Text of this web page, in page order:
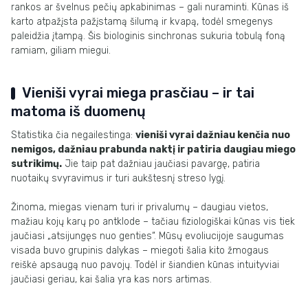
rankos ar švelnus pečių apkabinimas – gali nuraminti. Kūnas iš
karto atpažįsta pažįstamą šilumą ir kvapą, todėl smegenys
paleidžia įtampą. Šis biologinis sinchronas sukuria tobulą foną
ramiam, giliam miegui.
Vieniši vyrai miega prasčiau – ir tai
matoma iš duomenų
Statistika čia negailestinga: vieniši vyrai dažniau kenčia nuo
nemigos, dažniau prabunda naktį ir patiria daugiau miego
sutrikimų. Jie taip pat dažniau jaučiasi pavargę, patiria
nuotaikų svyravimus ir turi aukštesnį streso lygį.
Žinoma, miegas vienam turi ir privalumų – daugiau vietos,
mažiau kojų karų po antklode – tačiau fiziologiškai kūnas vis tiek
jaučiasi „atsijungęs nuo genties“. Mūsų evoliucijoje saugumas
visada buvo grupinis dalykas – miegoti šalia kito žmogaus
reiškė apsaugą nuo pavojų. Todėl ir šiandien kūnas intuityviai
jaučiasi geriau, kai šalia yra kas nors artimas.